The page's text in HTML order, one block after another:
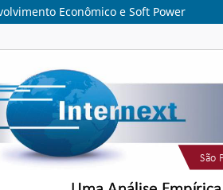
Econômico e Soft Power